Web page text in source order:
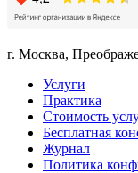
г. Москва,
Услуги
Практика
Стоимость
Бесплатная
Журнал
Политика